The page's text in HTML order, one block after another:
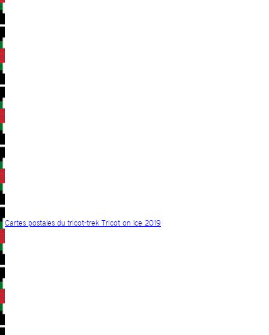
Cartes postales du tricot-trek Tricot on Ice 2019